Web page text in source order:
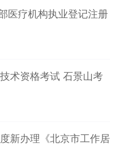
医疗机构执业登记注册
术资格考试 石景山考
新办理《北京市工作居